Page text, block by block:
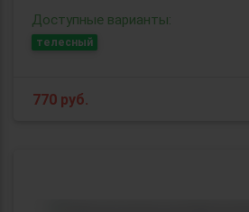
Доступные варианты:
телесный
770 руб.